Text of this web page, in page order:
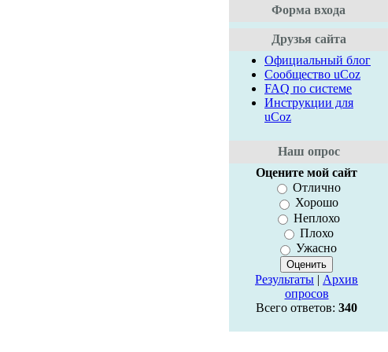
Форма входа
Друзья сайта
Официальный блог
Сообщество uCoz
FAQ по системе
Инструкции для
uCoz
Наш опрос
Оцените мой сайт
Отлично
Хорошо
Неплохо
Плохо
Ужасно
Результаты | Архив
опросов
Всего ответов: 340